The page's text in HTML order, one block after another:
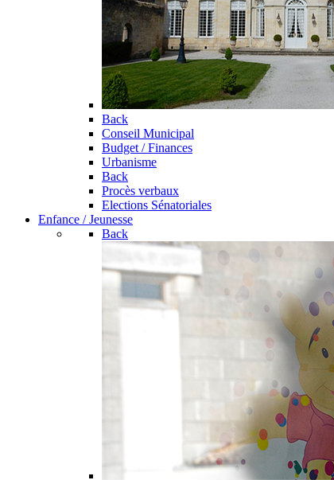
Back
Conseil Municipal
Budget / Finances
Urbanisme
Back
Procès verbaux
Elections Sénatoriales
Enfance / Jeunesse
Back